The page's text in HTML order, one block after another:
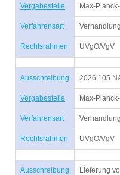
Vergabestelle Max-
Verfahrensart
Rechtsrahmen UVgO/VgV
Ausschreibung 2026 105
Vergabestelle Max-
Verfahrensart
Rechtsrahmen UVgO/VgV
Ausschreibung
Lieferung